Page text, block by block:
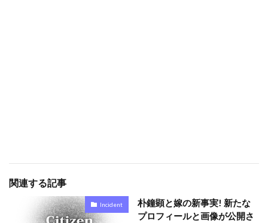
関連する記事
Incident
朴鐘顕と嫁の新事実! 新たな
プロフィールと画像が公開さ